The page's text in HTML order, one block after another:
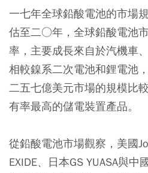
一七年全球鉛酸電池的市場
估至二○年，全球鉛酸電池
率，主要成長來自於汽機車
相較鎳系二次電池和鋰電池
二五七億美元市場的規模比
有率最高的儲電裝置產品。
從鉛酸電池市場觀察，美國
EXIDE、日本GS YUASA與